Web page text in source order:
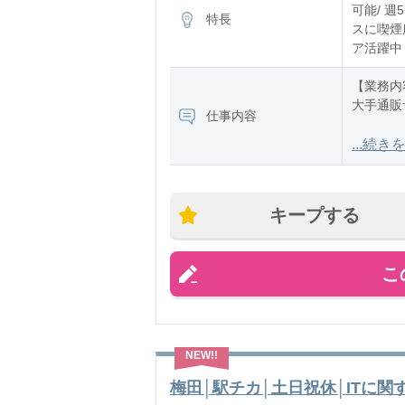
11:00〜
12:00〜
13:00〜
14:00〜
15:00〜
特長
可能/ 週
スに喫
ア活躍中
仕事内容
【業務
大手通
【仕事
・返品
...続き
キープする
こ
梅田│駅チカ│土日祝休│ITに関